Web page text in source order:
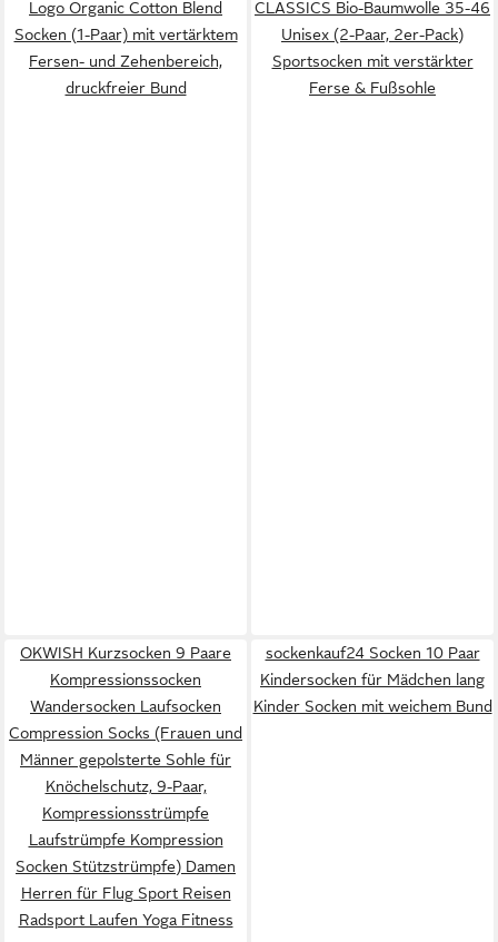
Logo Organic Cotton Blend
Socken (1-Paar) mit vertärktem
Fersen- und Zehenbereich,
druckfreier Bund
CLASSICS Bio-Baumwolle 35-46
Unisex (2-Paar, 2er-Pack)
Sportsocken mit verstärkter
Ferse & Fußsohle
OKWISH Kurzsocken 9 Paare
Kompressionssocken
Wandersocken Laufsocken
Compression Socks (Frauen und
Männer gepolsterte Sohle für
Knöchelschutz, 9-Paar,
Kompressionsstrümpfe
Laufstrümpfe Kompression
Socken Stützstrümpfe) Damen
Herren für Flug Sport Reisen
Radsport Laufen Yoga Fitness
sockenkauf24 Socken 10 Paar
Kindersocken für Mädchen lang
Kinder Socken mit weichem Bund